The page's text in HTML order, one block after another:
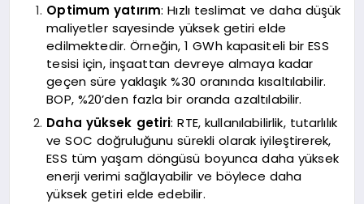
Optimum yatırım: Hızlı teslimat ve daha düşük
maliyetler sayesinde yüksek getiri elde
edilmektedir. Örneğin, 1 GWh kapasiteli bir ESS
tesisi için, inşaattan devreye almaya kadar
geçen süre yaklaşık %30 oranında kısaltılabilir.
BOP, %20’den fazla bir oranda azaltılabilir.
Daha yüksek getiri: RTE, kullanılabilirlik, tutarlılık
ve SOC doğruluğunu sürekli olarak iyileştirerek,
ESS tüm yaşam döngüsü boyunca daha yüksek
enerji verimi sağlayabilir ve böylece daha
yüksek getiri elde edebilir.